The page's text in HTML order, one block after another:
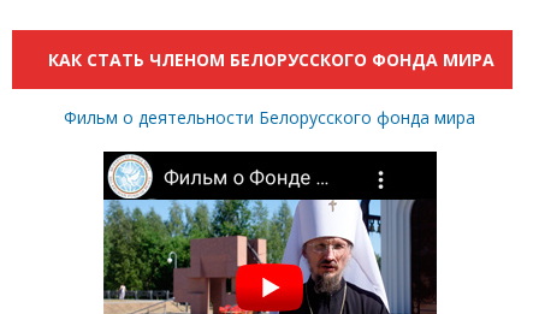
КАК СТАТЬ ЧЛЕНОМ БЕЛОРУССКОГО ФОНДА МИРА
Фильм о деятельности Белорусского фонда мира